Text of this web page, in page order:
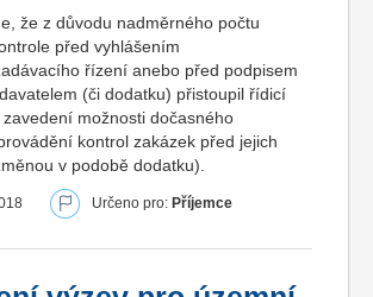
že z důvodu nadměrného počtu
před vyhlášením
řízení anebo před podpisem
(či dodatku) přistoupil řídicí
možnosti dočasného
kontrol zakázek před jejich
v podobě dodatku).
Určeno pro: Příjemce